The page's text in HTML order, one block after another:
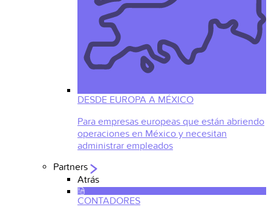
DESDE EUROPA A MÉXICO
Para empresas europeas que están abriendo
operaciones en México y necesitan
administrar empleados
Partners
Atrás
CONTADORES